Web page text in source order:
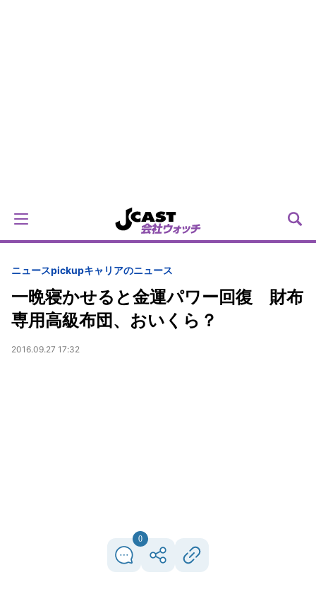
ニュースpickupキャリアのニュース
一晩寝かせると金運パワー回復 財布
専用高級布団、おいくら？
2016.09.27 17:32
0